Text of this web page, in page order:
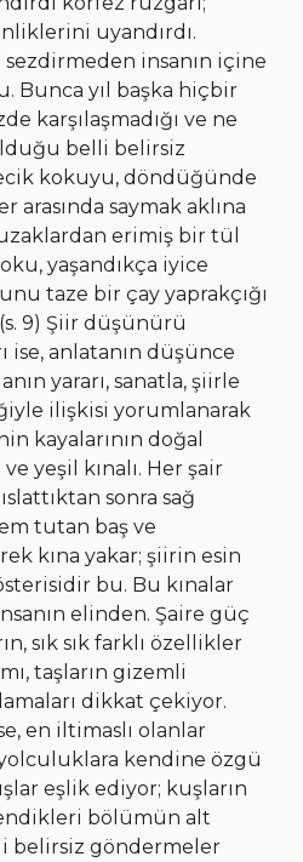
uyandırdı.
insanın içine
Bunca yıl başka hiçbir
karşılaşmadığı ve ne
belli belirsiz
kokuyu, döndüğünde
arasında saymak aklına
erimiş bir tül
yaşandıkça iyice
taze bir çay yaprakçığı
9) Şiir düşünürü
ise, anlatanın düşünce
yararı, sanatla, şiirle
ilişkisi yorumlanarak
kayalarının doğal
ve yeşil kınalı. Her şair
sonra sağ
tutan baş ve
kına yakar; şiirin esin
bu. Bu kınalar
elinden. Şaire güç
sık sık farklı özellikler
taşların gizemli
dikkat çekiyor.
en iltimaslı olanlar
kendine özgü
eşlik ediyor; kuşların
bölümün alt
belirsiz göndermeler